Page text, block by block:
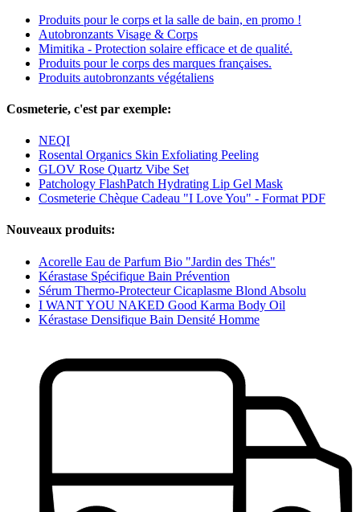
Produits pour le corps et la salle de bain, en promo !
Autobronzants Visage & Corps
Mimitika - Protection solaire efficace et de qualité.
Produits pour le corps des marques françaises.
Produits autobronzants végétaliens
Cosmeterie, c'est par exemple:
NEQI
Rosental Organics Skin Exfoliating Peeling
GLOV Rose Quartz Vibe Set
Patchology FlashPatch Hydrating Lip Gel Mask
Cosmeterie Chèque Cadeau "I Love You" - Format PDF
Nouveaux produits:
Acorelle Eau de Parfum Bio "Jardin des Thés"
Kérastase Spécifique Bain Prévention
Sérum Thermo-Protecteur Cicaplasme Blond Absolu
I WANT YOU NAKED Good Karma Body Oil
Kérastase Densifique Bain Densité Homme